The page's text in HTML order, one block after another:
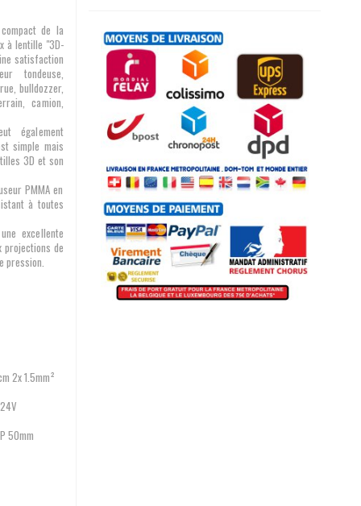
de la
à lentille "3D-
satisfaction
tondeuse,
bulldozzer,
camion,
également
simple mais
3D et son
PMMA en
à toutes
excellente
projections de
pression.
2x 1.5mm²
50mm